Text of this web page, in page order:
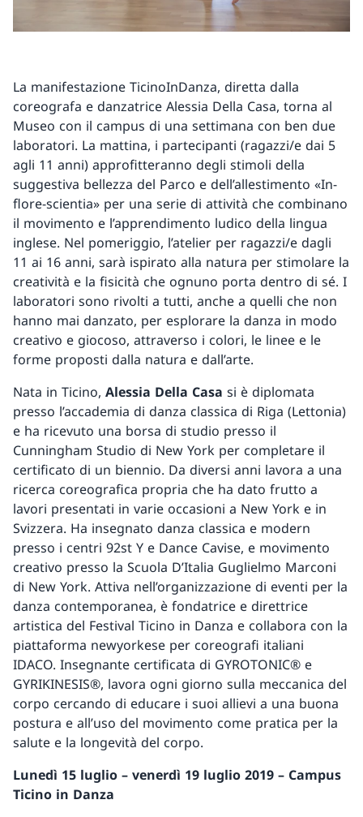
La manifestazione TicinoInDanza, diretta dalla
coreografa e danzatrice Alessia Della Casa, torna al
Museo con il campus di una settimana con ben due
laboratori. La mattina, i partecipanti (ragazzi/e dai 5
agli 11 anni) approfitteranno degli stimoli della
suggestiva bellezza del Parco e dell’allestimento «In-
flore-scientia» per una serie di attività che combinano
il movimento e l’apprendimento ludico della lingua
inglese. Nel pomeriggio, l’atelier per ragazzi/e dagli
11 ai 16 anni, sarà ispirato alla natura per stimolare la
creatività e la fisicità che ognuno porta dentro di sé. I
laboratori sono rivolti a tutti, anche a quelli che non
hanno mai danzato, per esplorare la danza in modo
creativo e giocoso, attraverso i colori, le linee e le
forme proposti dalla natura e dall’arte.
Nata in Ticino, Alessia Della Casa si è diplomata
presso l’accademia di danza classica di Riga (Lettonia)
e ha ricevuto una borsa di studio presso il
Cunningham Studio di New York per completare il
certificato di un biennio. Da diversi anni lavora a una
ricerca coreografica propria che ha dato frutto a
lavori presentati in varie occasioni a New York e in
Svizzera. Ha insegnato danza classica e modern
presso i centri 92st Y e Dance Cavise, e movimento
creativo presso la Scuola D’Italia Guglielmo Marconi
di New York. Attiva nell’organizzazione di eventi per la
danza contemporanea, è fondatrice e direttrice
artistica del Festival Ticino in Danza e collabora con la
piattaforma newyorkese per coreografi italiani
IDACO. Insegnante certificata di GYROTONIC® e
GYRIKINESIS®, lavora ogni giorno sulla meccanica del
corpo cercando di educare i suoi allievi a una buona
postura e all’uso del movimento come pratica per la
salute e la longevità del corpo.
Lunedì 15 luglio – venerdì 19 luglio 2019 – Campus
Ticino in Danza